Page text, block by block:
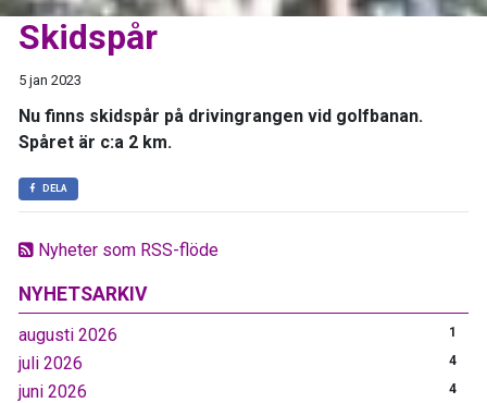
Nyheter som RSS-flöde
NYHETSARKIV
augusti 2026 1
juli 2026 4
juni 2026 4
Skidspår
5 jan 2023
Nu finns skidspår på drivingrangen vid golfbanan.
Spåret är c:a 2 km.
DELA